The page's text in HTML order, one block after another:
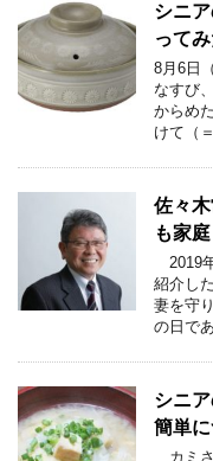
シニ
って
8月6日
なすび
からめ
けて（
佐々
も家
2019
紹介し
妻を守
の日であ
シニ
簡単
カミ